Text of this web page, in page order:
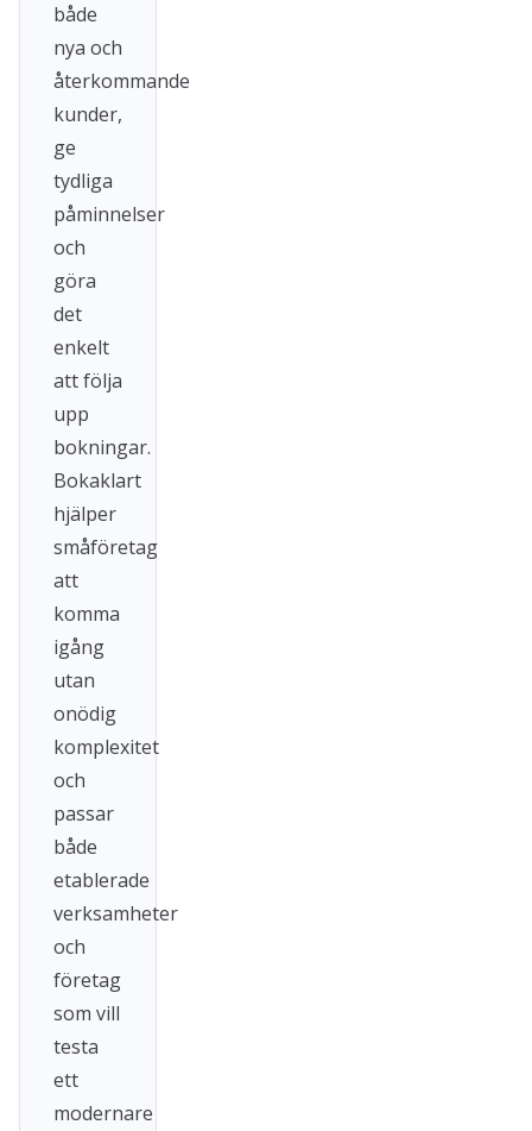
både
nya och
återkommande
kunder,
ge
tydliga
påminnelser
och
göra
det
enkelt
att följa
upp
bokningar.
Bokaklart
hjälper
småföretag
att
komma
igång
utan
onödig
komplexitet
och
passar
både
etablerade
verksamheter
och
företag
som vill
testa
ett
modernare